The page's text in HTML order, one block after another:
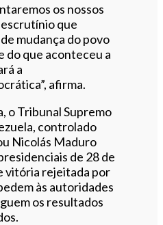
os nossos
escrutínio que
mudança do povo
do que aconteceu a
a
afirma.
o Tribunal Supremo
controlado
Nicolás Maduro
de 28 de
vitória rejeitada por
às autoridades
os resultados